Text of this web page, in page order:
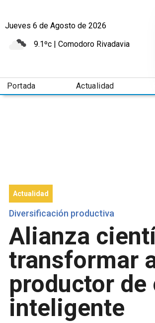
Jueves 6 de Agosto de 2026
9.1ºc | Comodoro Rivadavia
Portada Actualidad
Actualidad
Diversificación productiva
Alianza
transformar
productor
inteligente